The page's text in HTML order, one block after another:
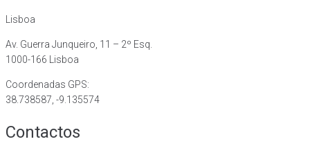
Lisboa
Av. Guerra Junqueiro, 11 – 2º Esq.
1000-166 Lisboa
Coordenadas GPS:
38.738587, -9.135574
Contactos